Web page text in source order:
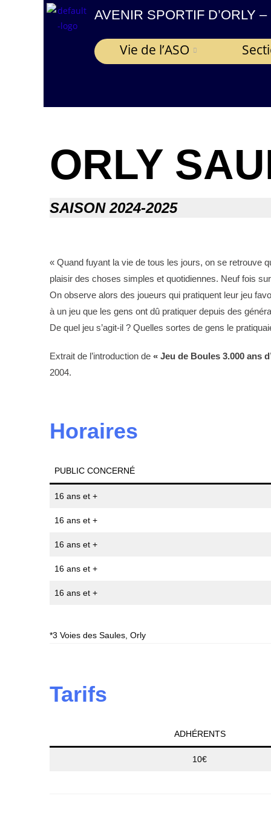
AVENIR SPORTIF D’ORLY –
Vie de l’ASO
ORLY
SAISON 2024-2025
« Quand fuyant la vie de tous les jours, on se retrouve
plaisir des choses simples et quotidiennes. Neuf fois
On observe alors des joueurs qui pratiquent leur jeu
à un jeu que les gens ont dû pratiquer depuis des
De quel jeu s’agit-il ? Quelles sortes de gens le
Extrait de l’introduction de « Jeu de Boules 3.000 ans
2004.
Horaires
PUBLIC CONCERNÉ
16 ans et +
16 ans et +
16 ans et +
16 ans et +
16 ans et +
*3 Voies des Saules, Orly
Tarifs
ADHÉRENTS
10€